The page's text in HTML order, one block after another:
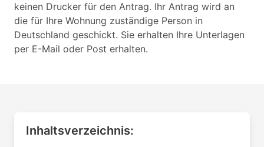
keinen Drucker für den Antrag. Ihr Antrag wird an
die für Ihre Wohnung zuständige Person in
Deutschland geschickt. Sie erhalten Ihre Unterlagen
per E-Mail oder Post erhalten.
Inhaltsverzeichnis: